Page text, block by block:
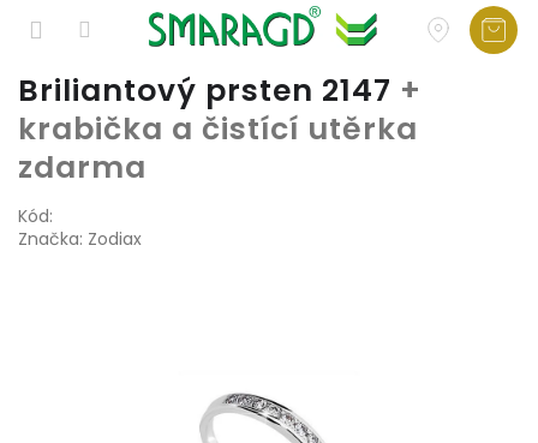
Přejít
obsah
Briliantový prsten 2147 +
krabička a čistící utěrka
zdarma
Kód:
Značka: Zodiax